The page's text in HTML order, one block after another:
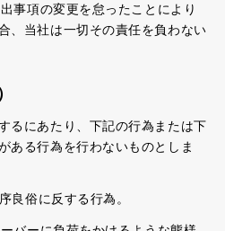
事項の変更を怠ったことにより
、当社は一切その責任を負わない
るにあたり、下記の行為または下
ある行為を行わないものとしま
良俗に反する行為。